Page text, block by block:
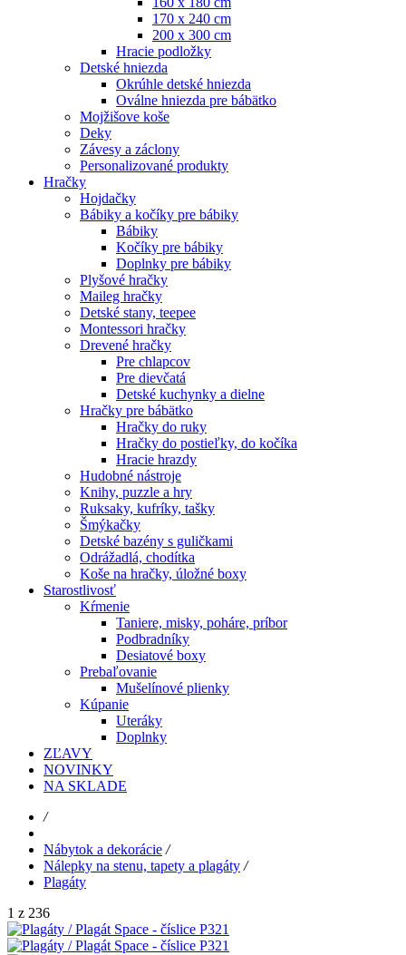
170 x 240 cm
200 x 300 cm
Hracie podložky
Detské hniezda
Okrúhle detské hniezda
Oválne hniezda pre bábätko
Mojžišove koše
Deky
Závesy a záclony
Personalizované produkty
Hračky
Hojdačky
Bábiky a kočíky pre bábiky
Bábiky
Kočíky pre bábiky
Doplnky pre bábiky
Plyšové hračky
Maileg hračky
Detské stany, teepee
Montessori hračky
Drevené hračky
Pre chlapcov
Pre dievčatá
Detské kuchynky a dielne
Hračky pre bábätko
Hračky do ruky
Hračky do postieľky, do kočíka
Hracie hrazdy
Hudobné nástroje
Knihy, puzzle a hry
Ruksaky, kufríky, tašky
Šmýkačky
Detské bazény s guličkami
Odrážadlá, chodítka
Koše na hračky, úložné boxy
Starostlivosť
Kŕmenie
Taniere, misky, poháre, príbor
Podbradníky
Desiatové boxy
Prebaľovanie
Mušelínové plienky
Kúpanie
Uteráky
Doplnky
ZĽAVY
NOVINKY
NA SKLADE
/
Nábytok a dekorácie /
Nálepky na stenu, tapety a plagáty /
Plagáty
1 z 236